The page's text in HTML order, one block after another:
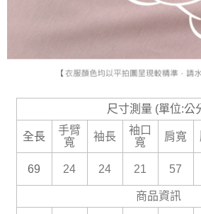
尺寸測量 (單位:公
全長
手臂
寬
袖長
袖口
寬
肩寬
69 24 24 21 57
商品資訊